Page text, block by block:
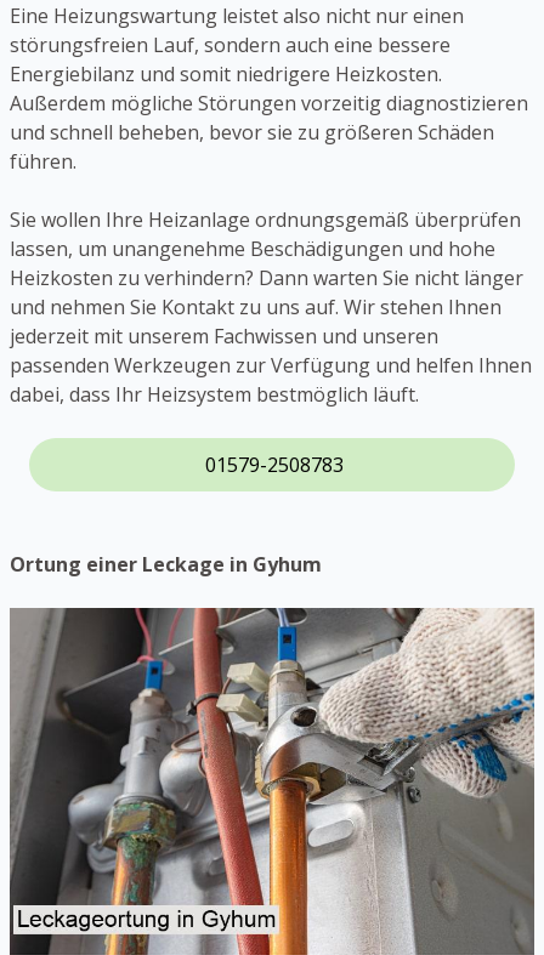
Eine Heizungswartung leistet also nicht nur einen
störungsfreien Lauf, sondern auch eine bessere
Energiebilanz und somit niedrigere Heizkosten.
Außerdem mögliche Störungen vorzeitig diagnostizieren
und schnell beheben, bevor sie zu größeren Schäden
führen.
Sie wollen Ihre Heizanlage ordnungsgemäß überprüfen
lassen, um unangenehme Beschädigungen und hohe
Heizkosten zu verhindern? Dann warten Sie nicht länger
und nehmen Sie Kontakt zu uns auf. Wir stehen Ihnen
jederzeit mit unserem Fachwissen und unseren
passenden Werkzeugen zur Verfügung und helfen Ihnen
dabei, dass Ihr Heizsystem bestmöglich läuft.
01579-2508783
Ortung einer Leckage in Gyhum